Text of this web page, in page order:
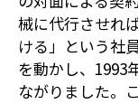
械に代行させれ
ける」という社
を動かし、1993
ながりました。